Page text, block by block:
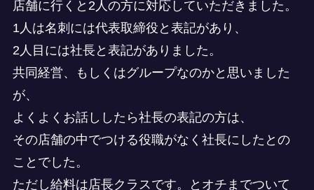
店舗に行くと2人の方に対応していただきました。
1人は名刺には代表取締役と表記があり、
2人目には社長と表記がありました。
共同経営、もしくはグループなのかと思いました
が、
よくよくお話ししたら社長の表記の方は、
その店舗の中でつける役職がなく社長にしたとの
ことでした。
ただし給料は店長クラスです。とオチまでついて